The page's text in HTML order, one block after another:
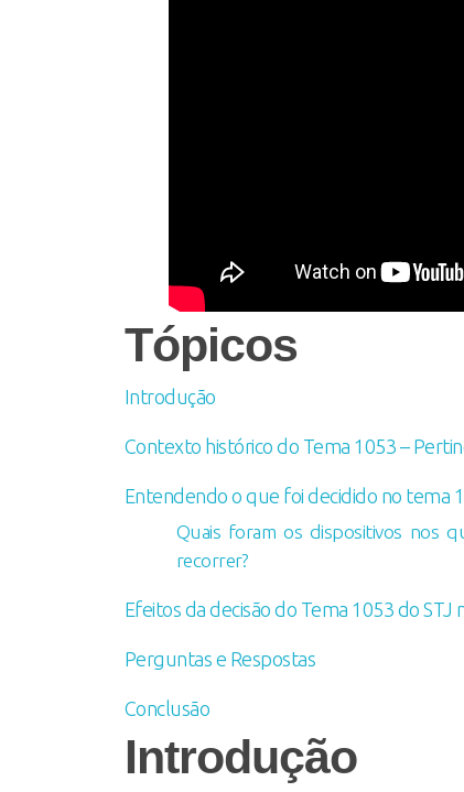
Tópicos
Introdução
Contexto histórico do Tema 1053 –
Entendendo o que foi decidido no tema
Quais foram os dispositivos nos
recorrer?
Efeitos da decisão do Tema 1053 do STJ
Perguntas e Respostas
Conclusão
Introdução